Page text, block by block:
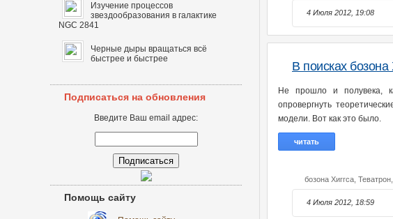
4 Июля 2012, 19:08
В поисках бозона
Не прошло и полувека,
опровергнуть
модели. Вот как это было.
читать
бозона Хиггса, Теватрон,
4 Июля 2012, 18:59
Изучение процессов
звездообразования в галактике
NGC 2841
Черные дыры вращаться всё
быстрее и быстрее
Подписаться на обновления
Введите Ваш email адрес:
Помощь сайту